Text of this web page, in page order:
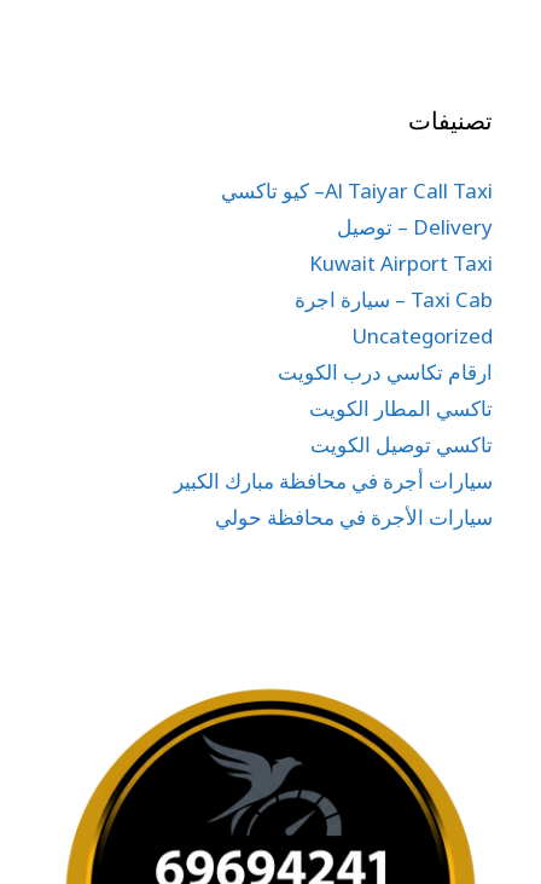
تصنيفات
Al Taiyar Call Taxi– كيو تاكسي
Delivery – توصيل
Kuwait Airport Taxi
Taxi Cab – سيارة اجرة
Uncategorized
ارقام تكاسي درب الكويت
تاكسي المطار الكويت
تاكسي توصيل الكويت
سيارات أجرة في محافظة مبارك الكبير
سيارات الأجرة في محافظة حولي